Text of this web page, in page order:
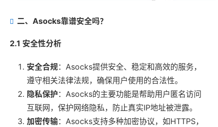
二、Asocks靠谱安全吗？
2.1 安全性分析
安全合规：Asocks提供安全、稳定和高效的服务，
遵守相关法律法规，确保用户使用的合法性。
隐私保护 ：Asocks的主要功能是帮助用户匿名访问
互联网，保护网络隐私，防止真实IP地址被泄露。
加密传输：Asocks支持多种加密协议，如HTTPS，